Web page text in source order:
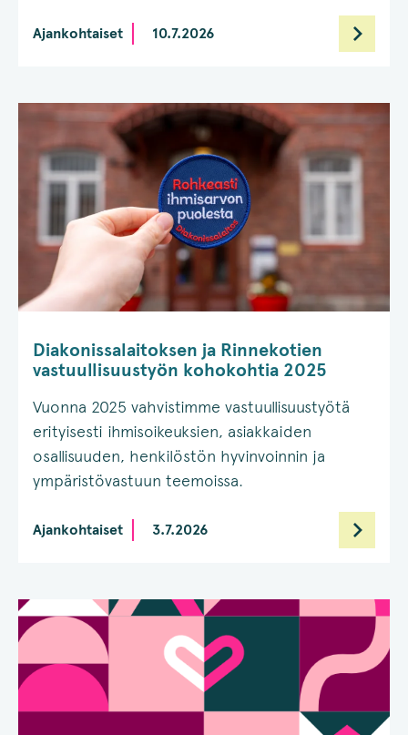
Ajankohtaiset 10.7.2026
Diakonissalaitoksen ja Rinnekotien
vastuullisuustyön kohokohtia 2025
Vuonna 2025 vahvistimme vastuullisuustyötä
erityisesti ihmisoikeuksien, asiakkaiden
osallisuuden, henkilöstön hyvinvoinnin ja
ympäristövastuun teemoissa.
Ajankohtaiset 3.7.2026